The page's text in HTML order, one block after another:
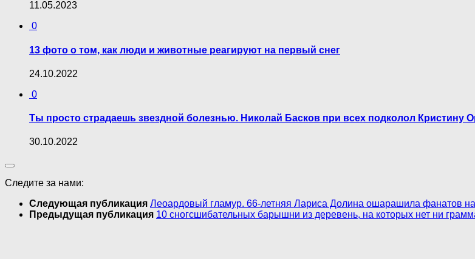
11.05.2023
0
13 фото о том, как люди и животные реагируют на первый снег
24.10.2022
0
Ты просто страдаешь звездной болезнью. Николай Басков при всех подколол Кристину
30.10.2022
Следите за нами:
Следующая публикация Леоардовый гламур. 66-летняя Лариса Долина ошарашила фанатов
Предыдущая публикация 10 сногсшибательных барышни из деревень, на которых нет ни